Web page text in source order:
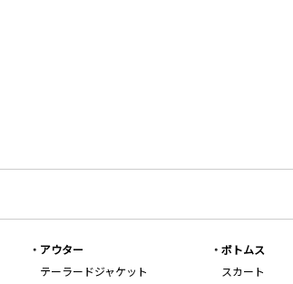
アウター
テーラードジャケット
ボトムス
スカート